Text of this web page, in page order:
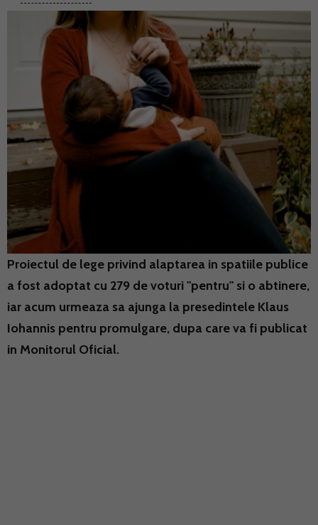
Proiectul de lege privind alaptarea in spatiile publice
a fost adoptat cu 279 de voturi "pentru" si o abtinere,
iar acum urmeaza sa ajunga la presedintele Klaus
Iohannis pentru promulgare, dupa care va fi publicat
in Monitorul Oficial.